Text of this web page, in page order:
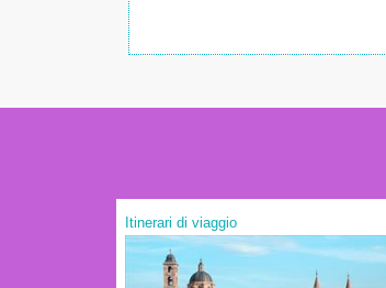
Itinerari di viaggio